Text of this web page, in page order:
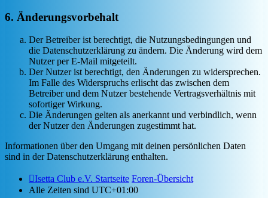
6. Änderungsvorbehalt
Der Betreiber ist berechtigt, die Nutzungsbedingungen und
die Datenschutzerklärung zu ändern. Die Änderung wird dem
Nutzer per E-Mail mitgeteilt.
Der Nutzer ist berechtigt, den Änderungen zu widersprechen.
Im Falle des Widerspruchs erlischt das zwischen dem
Betreiber und dem Nutzer bestehende Vertragsverhältnis mit
sofortiger Wirkung.
Die Änderungen gelten als anerkannt und verbindlich, wenn
der Nutzer den Änderungen zugestimmt hat.
Informationen über den Umgang mit deinen persönlichen Daten
sind in der Datenschutzerklärung enthalten.
Isetta Club e.V. Startseite Foren-Übersicht
Alle Zeiten sind UTC+01:00